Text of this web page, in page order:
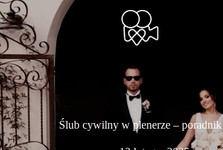
Przejdź
do
treści
Ślub cywilny w plenerze – poradnik